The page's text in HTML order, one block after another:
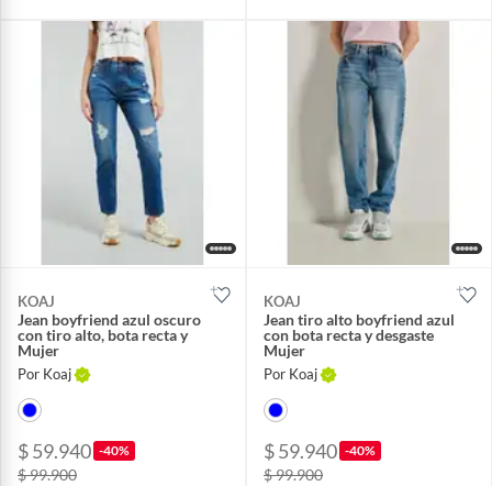
KOAJ
Jean boyfriend azul oscuro
con tiro alto, bota recta y
Mujer
Por Koaj
$ 59.940 -40%
$ 99.900
KOAJ
Jean tiro alto boyfriend azul
con bota recta y desgaste
Mujer
Por Koaj
$ 59.940 -40%
$ 99.900